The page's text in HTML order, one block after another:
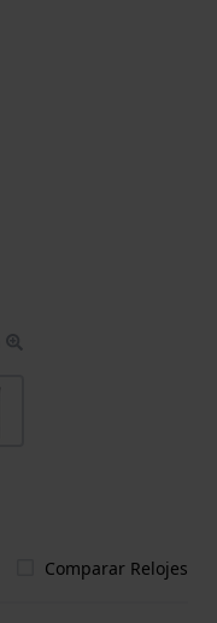
Comparar Relojes